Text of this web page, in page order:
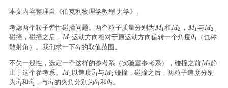
本文内容整理自《伯克利物理学教程·力学》。
考虑两个粒子弹性碰撞问题。两个粒子质量分别为M1
M1和M2
M2 ， M1
M1与M2
M2
碰撞，碰撞之后， M1
M1运动方向相对于原运动方向偏转一个角度θ1
θ1 （也称
散射角）。我们求一下θ1
θ1 的取值范围。
不失一般性，选定一个这样的参考系（实验室参考系），碰撞之前M2
M2静
止于这个参考系。
M1
M1 以速度v⃗
1
v→1
与M2
M2碰撞，碰撞之后，两粒子速度分别
为v⃗′
1
v→1′
和v⃗′
2
v→ 2′
，与v⃗1
v→1
的夹角分别为θ1
θ1和θ2
θ2。